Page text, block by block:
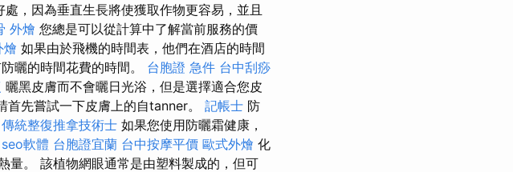
，因為垂直生長將使獲取作物更容易，並且
外燴 您總是可以從計算中了解當前服務的價
燴 如果由於飛機的時間表，他們在酒店的時間
曬的時間花費的時間。 台胞證 急件 台中刮痧
曬黑皮膚而不會曬日光浴，但是選擇適合您皮
首先嘗試一下皮膚上的自tanner。 記帳士 防
傳統整復推拿技術士 如果您使用防曬霜健康，
seo軟體 台胞證宜蘭 台中按摩平價 歐式外燴 化
量。 該植物網眼通常是由塑料製成的，但可